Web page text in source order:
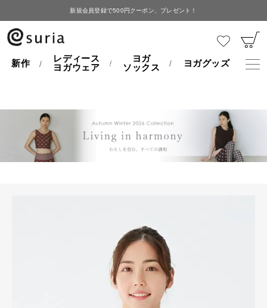
新規会員登録で500円クーポン、プレゼント！
新作
レディース
ヨガウェア
ヨガ
ソックス
ヨガグッズ